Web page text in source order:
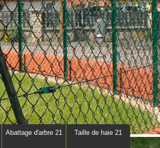
Abattage d'arbre 21 Taille de haie 21